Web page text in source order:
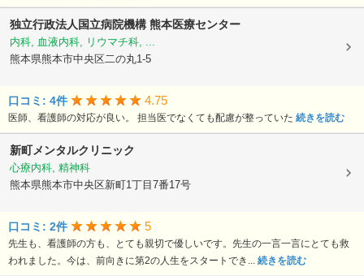
独立行政法人国立病院機構熊本医療センター
内科, 血液内科, リウマチ科, ...
熊本県熊本市中央区二の丸1-5
口コミ: 4件 4.75
医師、看護師の対応が良い。 担当医でなくても配慮が整っていた 続きを読む
新町メンタルクリニック
心療内科, 精神科
熊本県熊本市中央区新町1丁目7番17号
口コミ: 2件 5
先生も、看護師の方も、とても親切で優しいです。先生の一言一言にとても救
われました。今は、前向きに第2の人生をスタートでき... 続きを読む